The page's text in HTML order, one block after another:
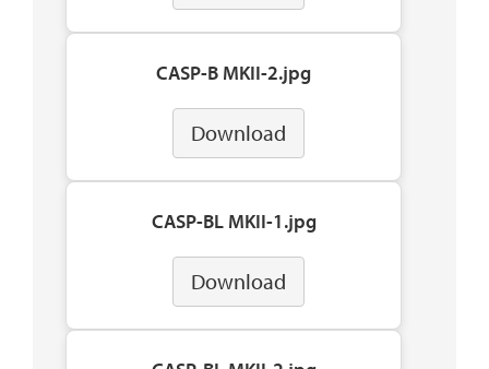
CASP-B MKII-2.jpg
Download
CASP-BL MKII-1.jpg
Download